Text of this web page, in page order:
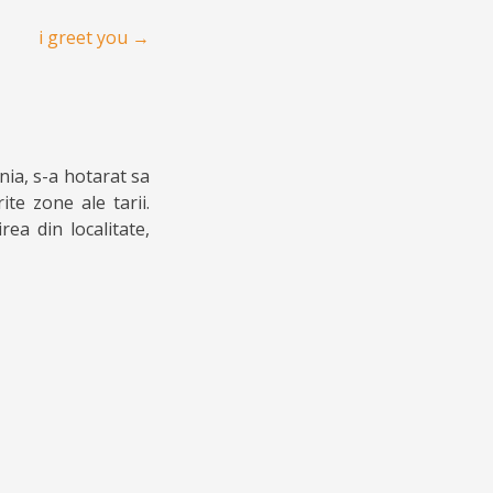
i greet you →
s-a hotarat sa
zone ale tarii.
din localitate,